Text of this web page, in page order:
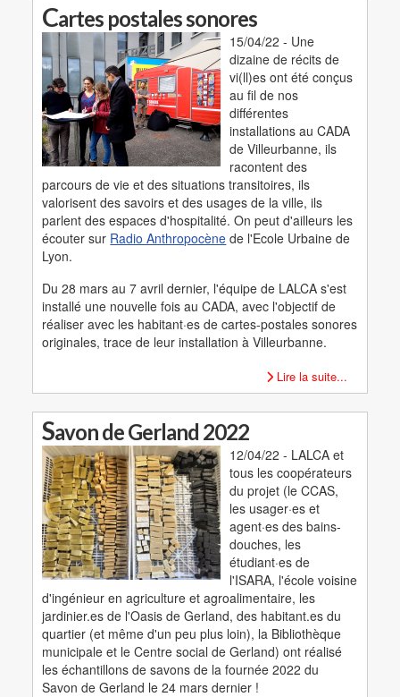
Cartes postales sonores
15/04/22 - Une
dizaine de récits de
vi(ll)es ont été conçus
au fil de nos
différentes
installations au CADA
de Villeurbanne, ils
racontent des
parcours de vie et des situations transitoires, ils
valorisent des savoirs et des usages de la ville, ils
parlent des espaces d'hospitalité. On peut d'ailleurs les
écouter sur Radio Anthropocène de l'Ecole Urbaine de
Lyon.
Du 28 mars au 7 avril dernier, l'équipe de LALCA s'est
installé une nouvelle fois au CADA, avec l'objectif de
réaliser avec les habitant·es de cartes-postales sonores
originales, trace de leur installation à Villeurbanne.
Lire la suite...
Savon de Gerland 2022
12/04/22 - LALCA et
tous les coopérateurs
du projet (le CCAS,
les usager·es et
agent·es des bains-
douches, les
étudiant·es de
l'ISARA, l'école voisine
d'ingénieur en agriculture et agroalimentaire, les
jardinier.es de l'Oasis de Gerland, des habitant.es du
quartier (et même d'un peu plus loin), la Bibliothèque
municipale et le Centre social de Gerland) ont réalisé
les échantillons de savons de la fournée 2022 du
Savon de Gerland le 24 mars dernier !